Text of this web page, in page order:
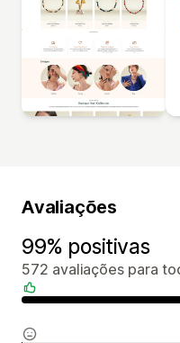
Avaliações
99% positivas
572 avaliações para
Avaliações positivas